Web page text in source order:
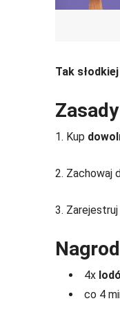
Tak
1. Kup
2. Zachowaj
3.
4x
co 4